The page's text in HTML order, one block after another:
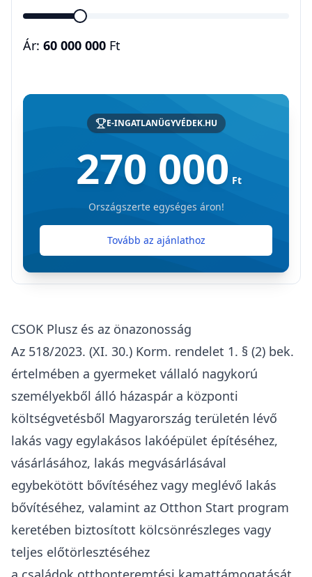
Ár: 60 000 000 Ft
E-INGATLANÜGYVÉDEK.HU
270 000 Ft
Országszerte egységes áron!
Tovább az ajánlathoz
CSOK Plusz és az önazonosság
Az 518/2023. (XI. 30.) Korm. rendelet 1. § (2) bek.
értelmében a gyermeket vállaló nagykorú
személyekből álló házaspár a központi
költségvetésből Magyarország területén lévő
lakás vagy egylakásos lakóépület építéséhez,
vásárlásához, lakás megvásárlásával
egybekötött bővítéséhez vagy meglévő lakás
bővítéséhez, valamint az Otthon Start program
keretében biztosított kölcsönrészleges vagy
teljes előtörlesztéséhez